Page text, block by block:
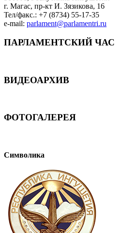
г. Магас, пр-кт И. Зязикова, 16
Тел/факс.: +7 (8734) 55-17-35
e-mail: parlament@parlamentri.ru
ПАРЛАМЕНТСКИЙ ЧАС
ВИДЕОАРХИВ
ФОТОГАЛЕРЕЯ
Символика